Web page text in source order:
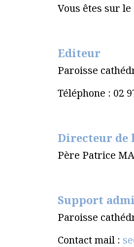
Vous êtes sur
Editeur
Paroisse
Téléphone : 02
Directeur
Père Patrice
Support
Paroisse
Contact mail :